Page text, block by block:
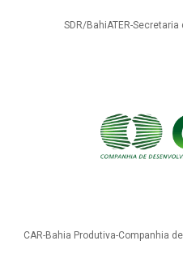
SDR/BahiATER-
CAR-Bahia Produtiva-Companhia